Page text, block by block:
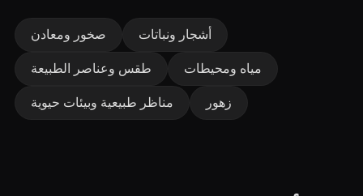
صخور ومعادن أشجار ونباتات
طقس وعناصر الطبيعة مياه ومحيطات
مناظر طبيعية وبيئات حيوية زهور